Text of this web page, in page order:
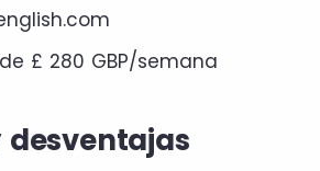
£ 280 GBP/semana